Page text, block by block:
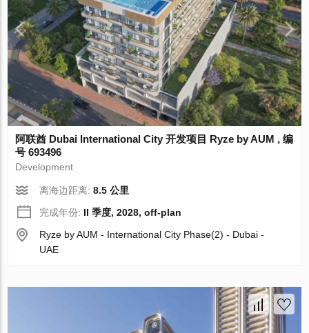
阿联酋 Dubai International City 开发项目 Ryze by AUM , 编
号 693496
Development
离海边距离:8.5 公里
完成年份: II 季度, 2028, off-plan
Ryze by AUM - International City Phase(2) - Dubai -
UAE